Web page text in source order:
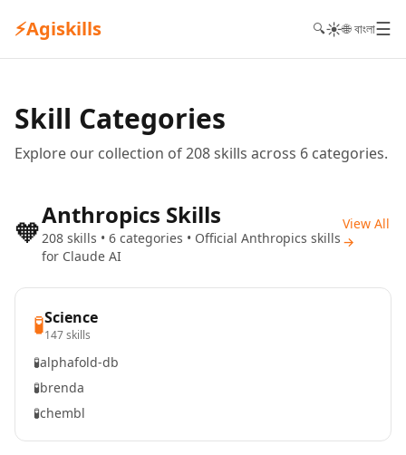
⚡Agiskills 🔍☀️🌐 বাংলা☰
Skill Categories
Explore our collection of 208 skills across 6 categories.
🧡Anthropics Skills
208 skills • 6 categories • Official Anthropics skills
for Claude AI
View All
→
🧪Science
147 skills
🧪alphafold-db
🧪brenda
🧪chembl